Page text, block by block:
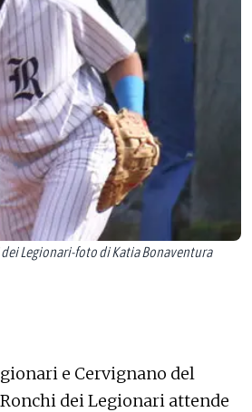
Legionari-foto di Katia Bonaventura
e Cervignano del
dei Legionari attende